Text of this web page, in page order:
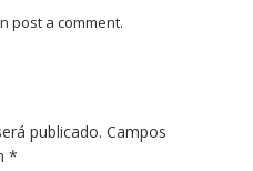
post a comment.
publicado. Campos
*